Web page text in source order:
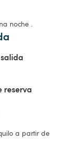
noche .
reserva
a partir de